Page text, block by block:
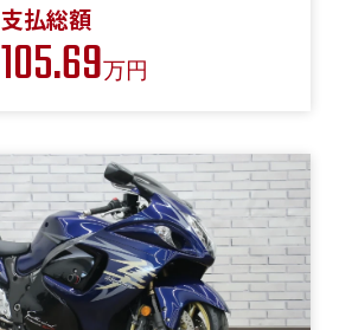
支払総額
105.69万円